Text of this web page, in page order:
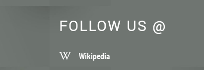
FOLLOW US @
Wikipedia